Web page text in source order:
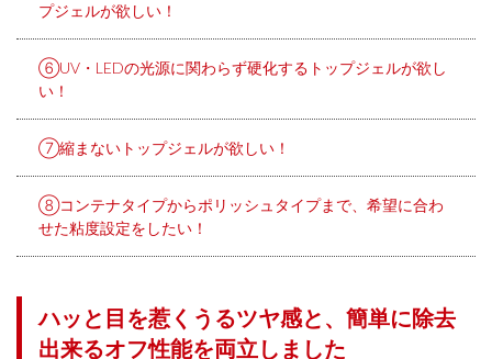
プジェルが欲しい！
⑥UV・LEDの光源に関わらず硬化するトップジェルが欲し
い！
⑦縮まないトップジェルが欲しい！
⑧コンテナタイプからポリッシュタイプまで、希望に合わ
せた粘度設定をしたい！
ハッと目を惹くうるツヤ感と、簡単に除去
出来るオフ性能を両立しました